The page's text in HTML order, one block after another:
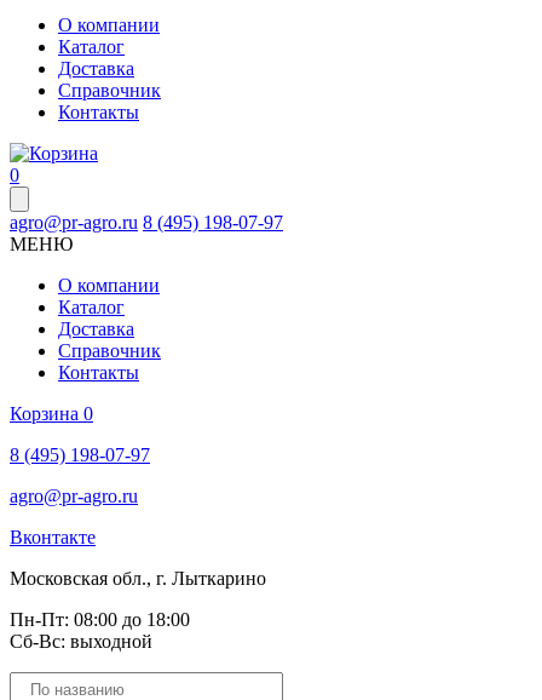
О компании
Каталог
Доставка
Справочник
Контакты
0
agro@pr-agro.ru 8 (495) 198-07-97
МЕНЮ
О компании
Каталог
Доставка
Справочник
Контакты
Корзина 0
8 (495) 198-07-97
agro@pr-agro.ru
Вконтакте
Московская обл., г. Лыткарино
Пн-Пт: 08:00 до 18:00
Сб-Вс: выходной
Поиск